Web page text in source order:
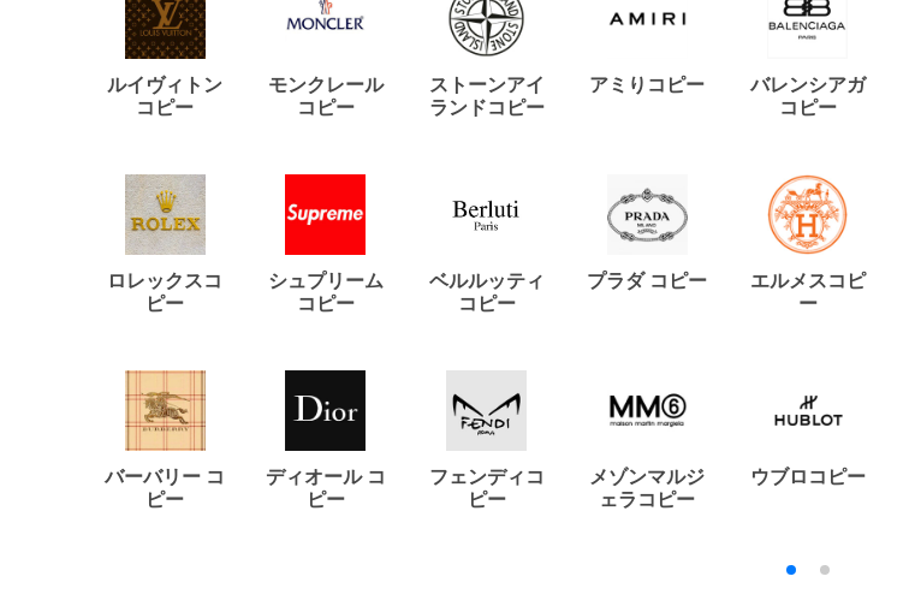
ルイヴィトン
コピー
モンクレール
コピー
ストーンアイ
ランドコピー
アミりコピー
バレンシアガ
コピー
ロレックスコ
ピー
シュプリーム
コピー
ベルルッティ
コピー
プラダ コピー
エルメスコピ
ー
バーバリー コ
ピー
ディオール コ
ピー
フェンディコ
ピー
メゾンマルジ
ェラコピー
ウブロコピー